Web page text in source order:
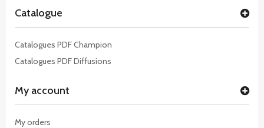
Catalogue
Catalogues PDF Champion
Catalogues PDF Diffusions
My account
My orders